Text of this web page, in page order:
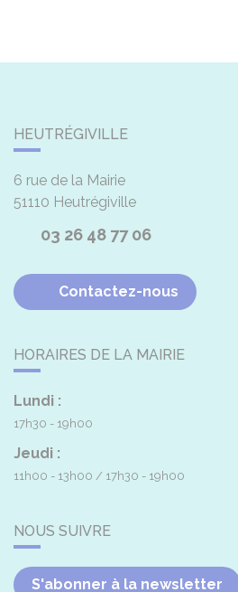
HEUTRÉGIVILLE
6 rue de la Mairie
51110 Heutrégiville
03 26 48 77 06
Contactez-nous
HORAIRES DE LA MAIRIE
Lundi :
17h30 - 19h00
Jeudi :
11h00 - 13h00 17h30 - 19h00
NOUS SUIVRE
S'abonner à la newsletter